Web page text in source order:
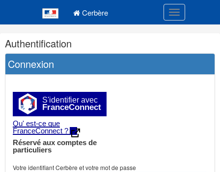
Cerbère Toggle
Navigation
et
outils
annexes
Authentification
Connexion
S'identifier avec
FranceConnect
Qu' est-ce que
FranceConnect ?
Réservé aux comptes de
particuliers
Votre identifiant Cerbère et votre mot de passe